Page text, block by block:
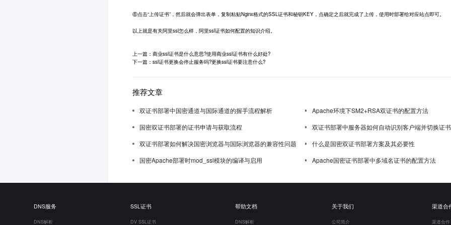
⑥点击“上传证书”，然后就会弹出表单，复制粘贴Nginx格式的SSL证书和秘钥KEY，点确定之后就完成了上传，使用时部署给对应站点即可。
以上就是有关阿里ssl怎么样，阿里ssl证书如何配置的知识介绍。
上一篇：商业ssl证书是什么意思?使用商业ssl证书有什么好处?
下一篇：ssl证书更换会停止服务吗?更换ssl证书要注意什么?
推荐文章
双证书部署中国密通道与国际通道的握手流程解析
Apache环境下SM2+RSA双证书的配置方法
国密双证书部署的证书申请与获取流程
双证书部署中服务器如何自动识别客户端并切换证书
双证书部署如何解决国密浏览器与国际浏览器的兼容性问题
什么是国密双证书部署方案及其必要性
国密Apache部署时mod_ssl模块的编译与启用
Apache国密证书部署中多域名证书的配置方法
DNS服务
DNS解析
SSL证书
DV SSL证书
帮助文档
DNS解析
关于我们
公司简介
渠道合
渠道合作